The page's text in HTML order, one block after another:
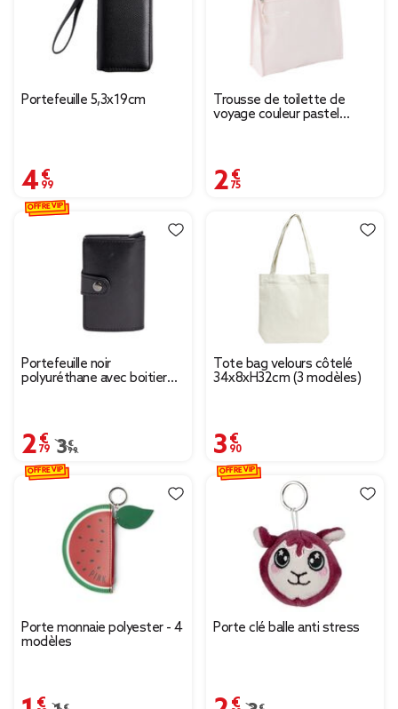
Portefeuille 5,3x19cm
4,99 €
Trousse de toilette de
voyage couleur pastel
2,75 €
Portefeuille noir
polyuréthane avec boitier
2,79 €
Prix remisé de 3,99 € à 2,79 €
3,99 €
OFFRE VIP
Tote bag velours côtelé
34x8xH32cm (3 modèles)
3,90 €
Porte monnaie polyester - 4
modèles
1,39 €
OFFRE VIP
Porte clé balle anti stress
2,30 €
OFFRE VIP